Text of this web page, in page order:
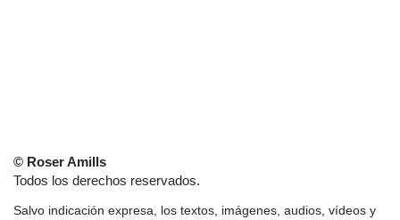
© Roser Amills
Todos los derechos reservados.
Salvo indicación expresa, los textos, imágenes, audios, vídeos y